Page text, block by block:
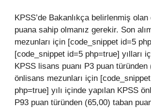
KPSS’de Bakanlıkça belirlenmiş
puana sahip olmanız gerekir. Son
mezunları için [code_snippet id=5
[code_snippet id=5 php=true] yılları
KPSS lisans puanı P3 puan türünden
önlisans mezunları için
php=true] yılı içinde yapılan KPSS
P93 puan türünden (65,00) taban